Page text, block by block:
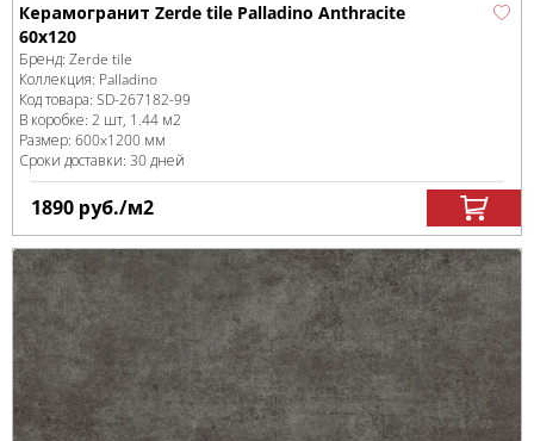
Керамогранит Zerde tile Palladino Anthracite
60x120
Бренд: Zerde tile
Коллекция: Palladino
Код товара: SD-267182-99
В коробке: 2 шт, 1.44 м2
Размер: 600x1200 мм
Сроки доставки: 30 дней
1890 руб./м2